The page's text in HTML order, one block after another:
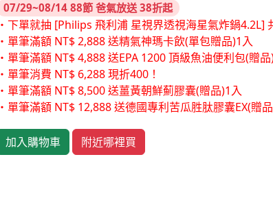
07/29~08/14 88節 爸氣放送 38折起
・下單就抽 [Philips 飛利浦 星視界透視海星氣炸鍋4.2L]
・單筆滿額 NT$ 2,888 送精氣神瑪卡飲(單包贈品)1入
・單筆滿額 NT$ 4,888 送EPA 1200 頂級魚油便利包(贈
・單筆消費 NT$ 6,288 現折400！
・單筆滿額 NT$ 8,500 送薑黃朝鮮薊膠囊(贈品)1入
・單筆滿額 NT$ 12,888 送德國專利苦瓜胜肽膠囊EX(贈
加入購物車 附近哪裡買